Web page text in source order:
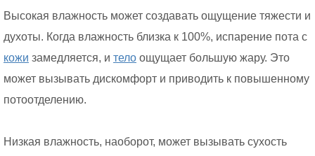
Высокая влажность может создавать ощущение тяжести и
духоты. Когда влажность близка к 100%, испарение пота с
кожи замедляется, и тело ощущает большую жару. Это
может вызывать дискомфорт и приводить к повышенному
потоотделению.
Низкая влажность, наоборот, может вызывать сухость